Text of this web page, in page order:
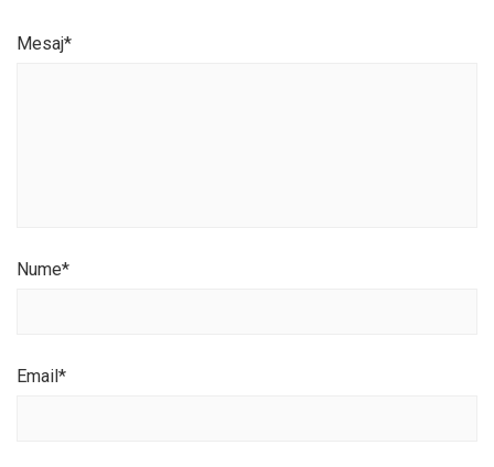
Mesaj*
Nume*
Email*